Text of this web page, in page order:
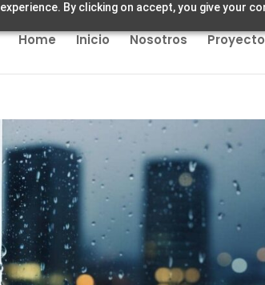
By clicking on accept, you give your
Home Inicio Nosotros